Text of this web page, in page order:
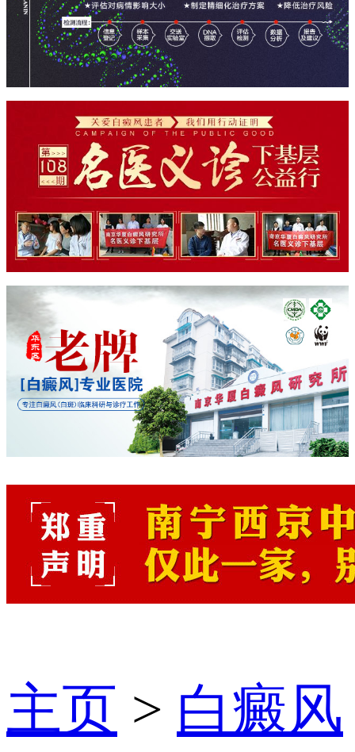
主页 > 白癜风